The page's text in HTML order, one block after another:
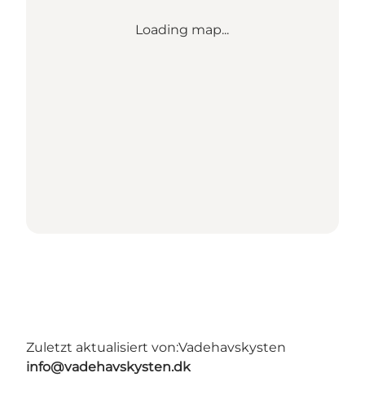
Loading map...
Zuletzt aktualisiert von:Vadehavskysten
info@vadehavskysten.dk